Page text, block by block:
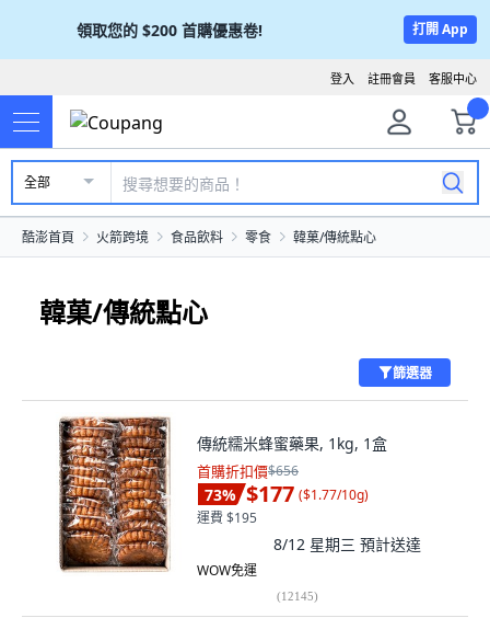
領取您的 $200 首購優惠卷! 打開 App
客服中心
註冊會員
登入
全部
酷澎首頁 火箭跨境 食品飲料 零食 韓菓/傳統點心
韓菓/傳統點心
篩選器
傳統糯米蜂蜜藥果, 1kg, 1盒
首購折扣價$656
73% $177 ($1.77/10g)
運費 $195
8/12 星期三 預計送達
WOW免運
(12145)